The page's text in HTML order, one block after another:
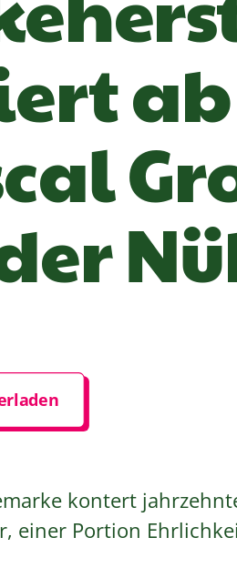
kontert
einer Portion